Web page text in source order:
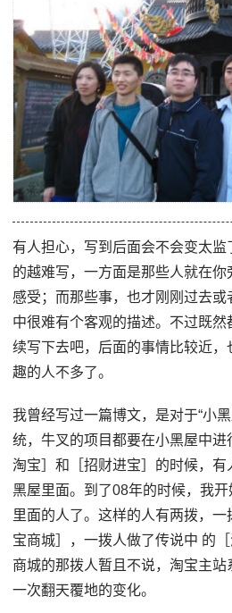
有人担心，写到后面会不会变太
的越难写，一方面是那些人就在
感受；而那些事，也才刚刚过去
中很难有个客观的描述。不过既
续写下去吧，后面的事情比较近
趣的人不多了。
我曾经写过一篇博文，是对于“小
统，牛叉的项目都要在小黑屋中进
淘宝］和［招财进宝］的时候，
黑屋里面。到了08年的时候，我
里面的人了。这样的人有两拨，
宝商城］，一拨人做了传说中 的
商城的那拨人暂且不说，淘宝主站
一次翻天覆地的变化。